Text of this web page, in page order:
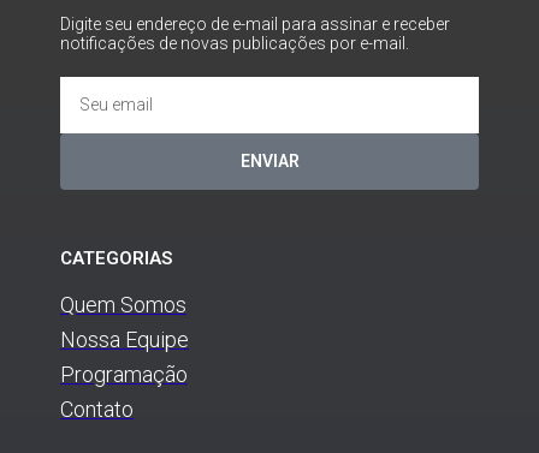
Digite seu endereço de e-mail para assinar e receber
notificações de novas publicações por e-mail.
ENVIAR
CATEGORIAS
Quem Somos
Nossa Equipe
Programação
Contato